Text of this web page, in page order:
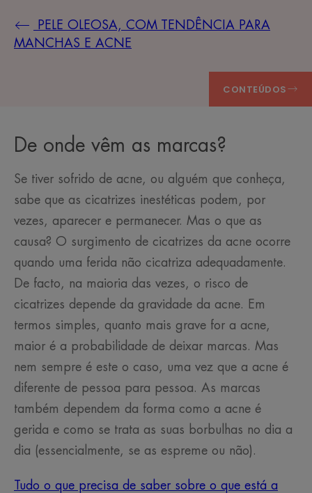
PELE OLEOSA, COM TENDÊNCIA PARA
MANCHAS E ACNE
CONTEÚDOS
De onde vêm as marcas?
Se tiver sofrido de acne, ou alguém que conheça,
sabe que as cicatrizes inestéticas podem, por
vezes, aparecer e permanecer. Mas o que as
causa? O surgimento de cicatrizes da acne ocorre
quando uma ferida não cicatriza adequadamente.
De facto, na maioria das vezes, o risco de
cicatrizes depende da gravidade da acne. Em
termos simples, quanto mais grave for a acne,
maior é a probabilidade de deixar marcas. Mas
nem sempre é este o caso, uma vez que a acne é
diferente de pessoa para pessoa. As marcas
também dependem da forma como a acne é
gerida e como se trata as suas borbulhas no dia a
dia (essencialmente, se as espreme ou não).
Tudo o que precisa de saber sobre o que está a